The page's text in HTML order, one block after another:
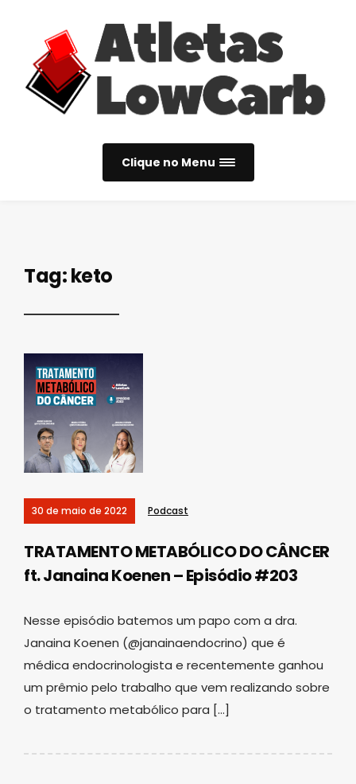
Clique no Menu
Tag:keto
30 de maio de 2022 Podcast
TRATAMENTO METABÓLICO DO CÂNCER
ft. Janaina Koenen – Episódio #203
Nesse episódio batemos um papo com a dra.
Janaina Koenen (@janainaendocrino) que é
médica endocrinologista e recentemente ganhou
um prêmio pelo trabalho que vem realizando sobre
o tratamento metabólico para […]